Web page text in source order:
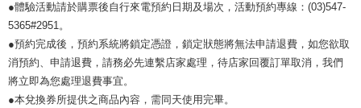
●體驗活動請於購票後自行來電預約日期及場次，活動預約專線：(03)547-
5365#2951。
●預約完成後，預約系統將鎖定憑證，鎖定狀態將無法申請退費，如您欲取
消預約、申請退費，請務必先連繫店家處理，待店家回覆訂單取消，我們
將立即為您處理退費事宜。
●本兌換券所提供之商品內容，需同天使用完畢。